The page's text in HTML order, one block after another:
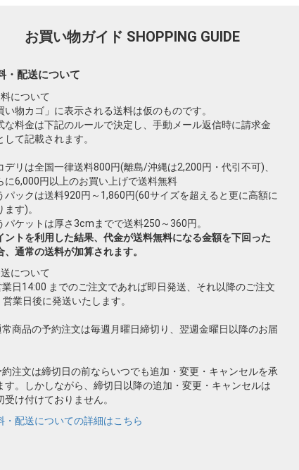
お買い物ガイド SHOPPING GUIDE
・配送について
について
い物カゴ」に表示される送料は仮のものです。
な料金は下記のルールで決定し、手動メール返信時に請求金
して記載されます。
デリは全国一律送料800円(離島/沖縄は2,200円・代引不可)、
に6,000円以上のお買い上げで送料無料
パックは送料920円～1,860円(60サイズを超えると更に高額に
ます)。
パケットは厚さ3cmまでで送料250～360円。
ントを利用した結果、代金が送料無料になる金額を下回った
、通常の送料が加算されます。
について
業日14:00 までのご注文であれば即日発送、それ以降のご注文
営業日後に発送いたします。
常商品の予約注文は毎週月曜日締切り、翌週金曜日以降のお届
約注文は締切日の前ならいつでも追加・変更・キャンセルを承
す。しかしながら、締切日以降の追加・変更・キャンセルは
受け付けておりません。
・配送についての詳細はこちら